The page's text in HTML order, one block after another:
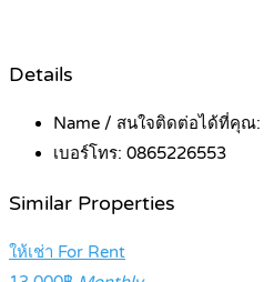
Details
Name / สนใจติดต่อได้ที่คุณ:
เบอร์โทร: 0865226553
Similar Properties
ให้เช่า For Rent